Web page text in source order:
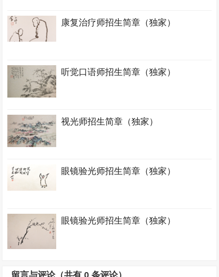
康复治疗师招生简章（独家）
听觉口语师招生简章（独家）
视光师招生简章（独家）
眼镜验光师招生简章（独家）
眼镜验光师招生简章（独家）
留言与评论（共有0 条评论）